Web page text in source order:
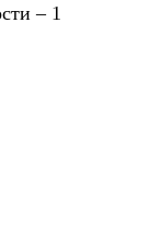
– 1